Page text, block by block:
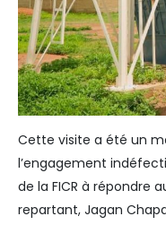
Cette visite a été un
l’engagement
de la FICR à répondre
repartant, Jagan